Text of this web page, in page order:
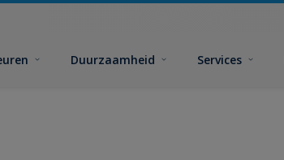
Duurzaamheid Services